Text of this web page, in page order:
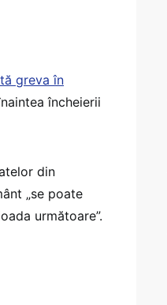
greva în
încheierii
din
„se poate
următoare”.